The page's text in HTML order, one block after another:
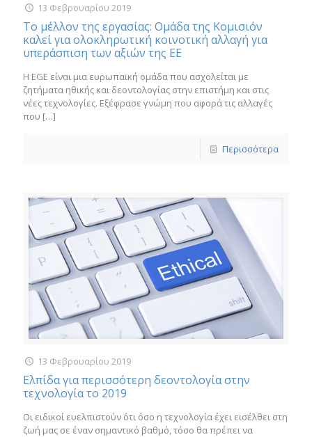
13 Φεβρουαρίου 2019
Το μέλλον της εργασίας: Ομάδα της Κομισιόν
καλεί για ολοκληρωτική κοινοτική αλλαγή για
υπεράσπιση των αξιών της ΕΕ
Η EGE είναι μια ευρωπαϊκή ομάδα που ασχολείται με
ζητήματα ηθικής και δεοντολογίας στην επιστήμη και στις
νέες τεχνολογίες. Εξέφρασε γνώμη που αφορά τις αλλαγές
που […]
Περισσότερα
13 Φεβρουαρίου 2019
Ελπίδα για περισσότερη δεοντολογία στην
τεχνολογία το 2019
Οι ειδικοί ευελπιστούν ότι όσο η τεχνολογία έχει εισέλθει στη
ζωή μας σε έναν σημαντικό βαθμό, τόσο θα πρέπει να